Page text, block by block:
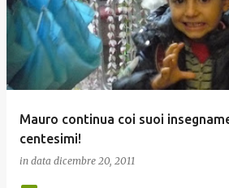
Mauro continua coi suoi
centesimi!
in data dicembre 20, 2011